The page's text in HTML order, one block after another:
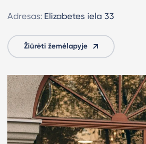
Adresas: Elizabetes iela 33
Žiūrėti žemėlapyje